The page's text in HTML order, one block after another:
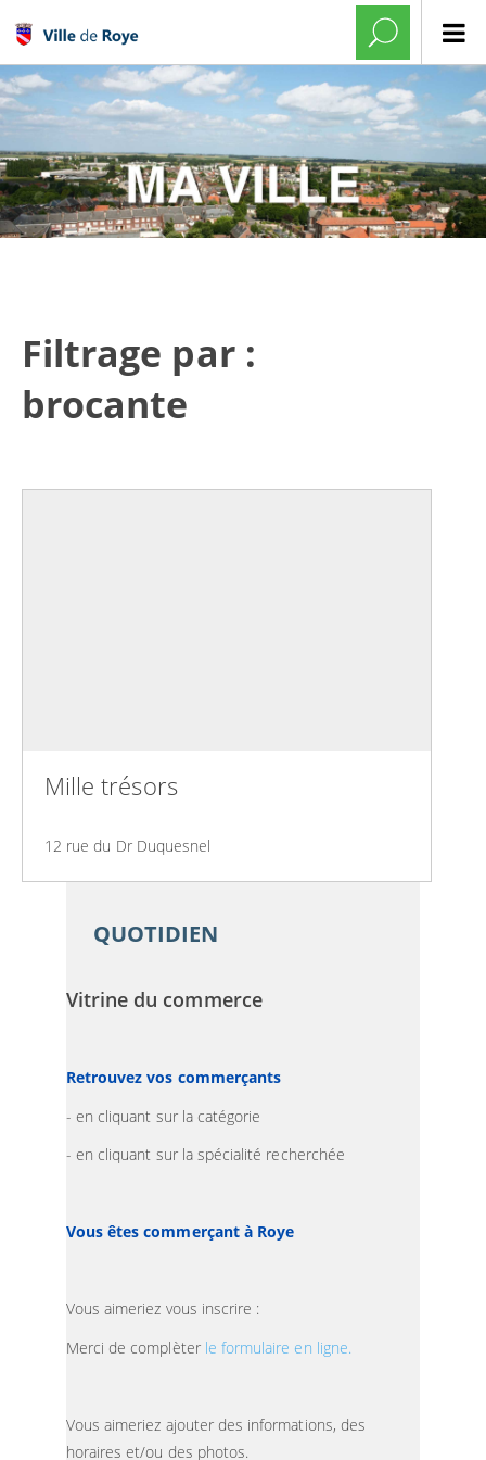
Filtrage par :
brocante
Mille trésors
12 rue du Dr Duquesnel
QUOTIDIEN
Vitrine du commerce
Retrouvez vos commerçants
- en cliquant sur la catégorie
- en cliquant sur la spécialité recherchée
Vous êtes commerçant à Roye
Vous aimeriez vous inscrire :
Merci de complèter le formulaire en ligne.
Vous aimeriez ajouter des informations, des
horaires et/ou des photos.